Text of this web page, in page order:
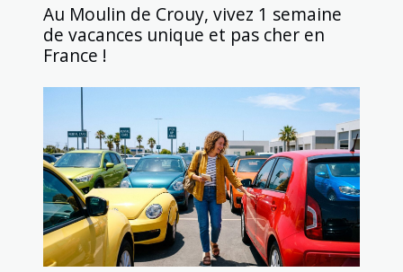
Au Moulin de Crouy, vivez 1 semaine
de vacances unique et pas cher en
France !